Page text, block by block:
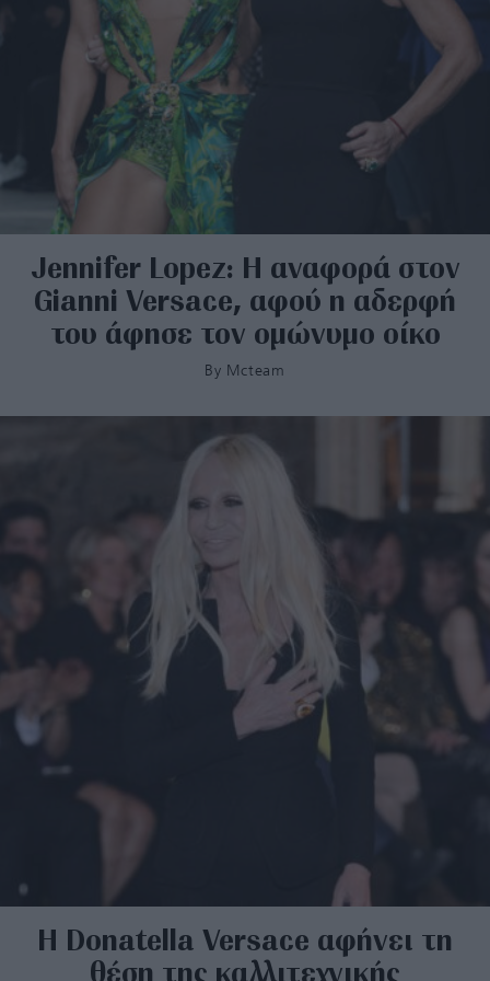
Jennifer Lopez: Η αναφορά στον
Gianni Versace, αφού η αδερφή
του άφησε τον ομώνυμο οίκο
By Mcteam
H Donatella Versace αφήνει τη
θέση της καλλιτεχνικής